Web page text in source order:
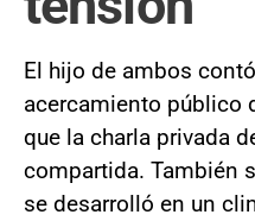
El hijo de ambos
acercamiento público
que la charla privada
compartida. También
se desarrolló en un